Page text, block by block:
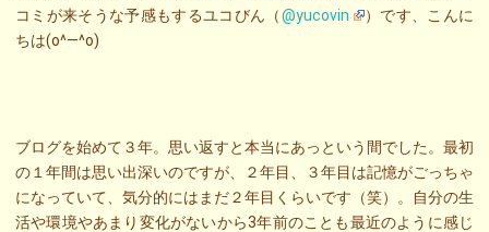
コミが来そうな予感もするユコびん（@yucovin
）です、こんに
ちは(o^―^o)
ブログを始めて３年。思い返すと本当にあっという間でした。最初
の１年間は思い出深いのですが、２年目、３年目は記憶がごっちゃ
になっていて、気分的にはまだ２年目くらいです（笑）。自分の生
活や環境やあまり変化がないから3年前のことも最近のように感じ